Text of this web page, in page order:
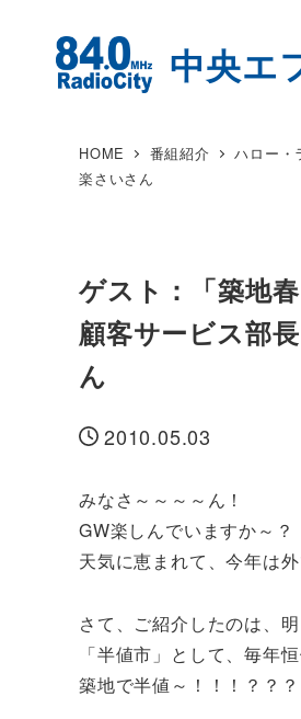
HOME 番組紹介 ハロー・
楽さいさん
ゲスト：「築地
顧客サービス部
ん
投稿日
2010.05.03
みなさ～～～～ん！
GW楽しんでいますか～？
天気に恵まれて、今年は
さて、ご紹介したのは、
「半値市」として、毎年
築地で半値～！！！？？